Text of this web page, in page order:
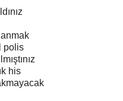
polis
his